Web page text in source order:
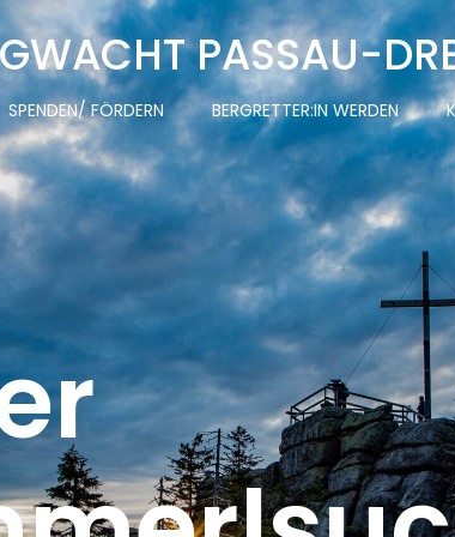
PASSAU-
SPENDEN/ FÖRDERN BERGRETTER:IN WERDEN